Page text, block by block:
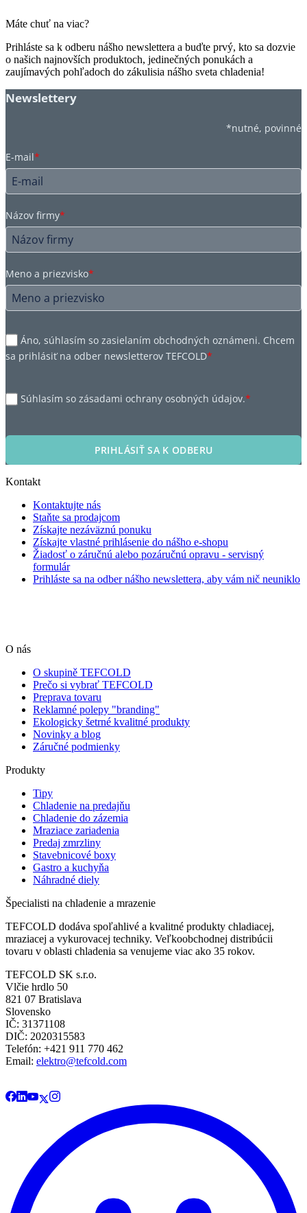
Máte chuť na viac?
Prihláste sa k odberu nášho newslettera a buďte prvý, kto sa dozvie
o našich najnovších produktoch, jedinečných ponukách a
zaujímavých pohľadoch do zákulisia nášho sveta chladenia!
Newslettery
*nutné, povinné
E-mail*
Názov firmy*
Meno a priezvisko*
Áno, súhlasím so zasielaním obchodných oznámeni. Chcem
sa prihlásiť na odber newsletterov TEFCOLD*
Súhlasím so zásadami ochrany osobných údajov.*
PRIHLÁSIŤ SA K ODBERU
Kontakt
Kontaktujte nás
Staňte sa prodajcom
Získajte nezáväznú ponuku
Získajte vlastné prihlásenie do nášho e-shopu
Žiadosť o záručnú alebo pozáručnú opravu - servisný
formulár
Prihláste sa na odber nášho newslettera, aby vám nič neuniklo
O nás
O skupině TEFCOLD
Prečo si vybrať TEFCOLD
Preprava tovaru
Reklamné polepy "branding"
Ekologicky šetrné kvalitné produkty
Novinky a blog
Záručné podmienky
Produkty
Tipy
Chladenie na predajňu
Chladenie do zázemia
Mraziace zariadenia
Predaj zmrzliny
Stavebnicové boxy
Gastro a kuchyňa
Náhradné diely
Špecialisti na chladenie a mrazenie
TEFCOLD dodáva spoľahlivé a kvalitné produkty chladiacej,
mraziacej a vykurovacej techniky. Veľkoobchodnej distribúcii
tovaru v oblasti chladenia sa venujeme viac ako 35 rokov.
TEFCOLD SK s.r.o.
Vlčie hrdlo 50
821 07 Bratislava
Slovensko
IČ: 31371108
DIČ: 2020315583
Telefón: +421 911 770 462
Email: elektro@tefcold.com